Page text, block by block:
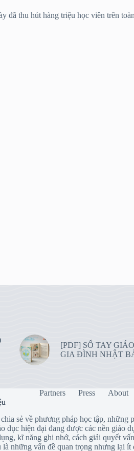
đã thu hút hàng triệu học viên trên
[PDF] SỔ TAY
GIA ĐÌNH NHẬT
Partners Press About
sẻ về phương pháp học tập, những
dục hiện đại đang được các nền giáo
kĩ năng ghi nhớ, cách giải quyết
những vấn đề quan trọng nhưng lại ít